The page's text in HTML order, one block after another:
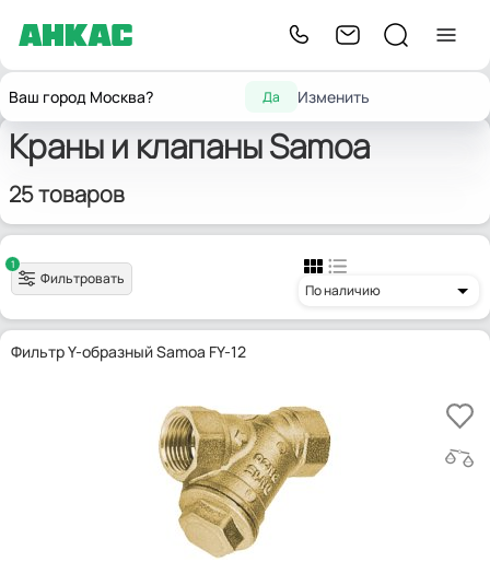
Ваш город Москва? Да Изменить
ГлавнаяФитинги Краны и клапаныSamoa
Краны и клапаны Samoa
25 товаров
1
Фильтровать
По наличию
Фильтр Y-образный Samoa FY-12